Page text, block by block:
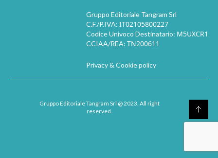
Gruppo Editoriale Tangram Srl
C.F./P.IVA: IT02105800227
Codice Univoco Destinatario: M5UXCR1
CCIAA/REA: TN200611
Privacy & Cookie policy
Gruppo Editoriale Tangram Srl @ 2023. All right
reserved.